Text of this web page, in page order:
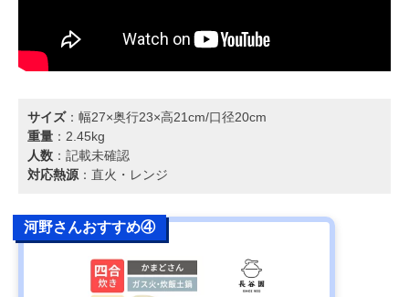
サイズ：幅27×奥行23×高21cm/口径20cm
重量 ：2.45kg
人数 ：記載未確認
対応熱源 ：直火・レンジ
河野さんおすすめ④